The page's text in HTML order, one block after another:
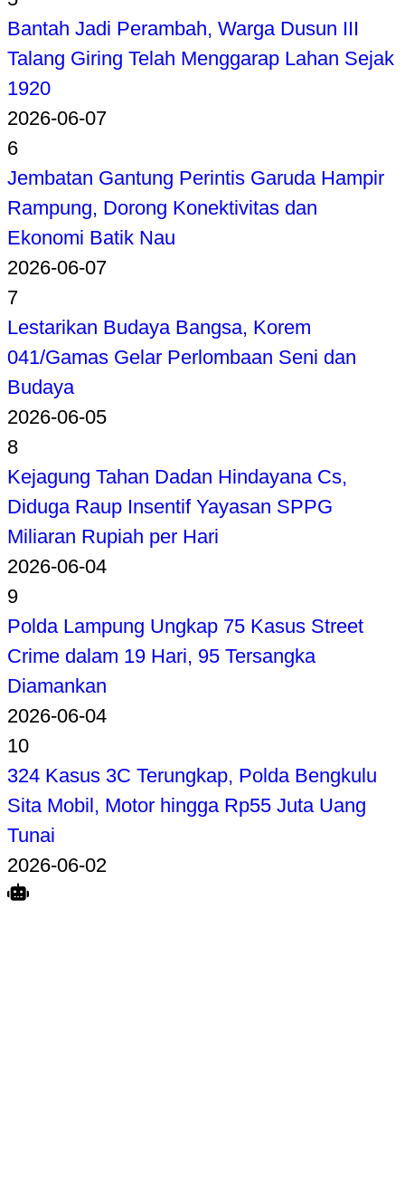
Bantah Jadi Perambah, Warga Dusun III
Talang Giring Telah Menggarap Lahan Sejak
1920
2026-06-07
6
Jembatan Gantung Perintis Garuda Hampir
Rampung, Dorong Konektivitas dan
Ekonomi Batik Nau
2026-06-07
7
Lestarikan Budaya Bangsa, Korem
041/Gamas Gelar Perlombaan Seni dan
Budaya
2026-06-05
8
Kejagung Tahan Dadan Hindayana Cs,
Diduga Raup Insentif Yayasan SPPG
Miliaran Rupiah per Hari
2026-06-04
9
Polda Lampung Ungkap 75 Kasus Street
Crime dalam 19 Hari, 95 Tersangka
Diamankan
2026-06-04
10
324 Kasus 3C Terungkap, Polda Bengkulu
Sita Mobil, Motor hingga Rp55 Juta Uang
Tunai
2026-06-02